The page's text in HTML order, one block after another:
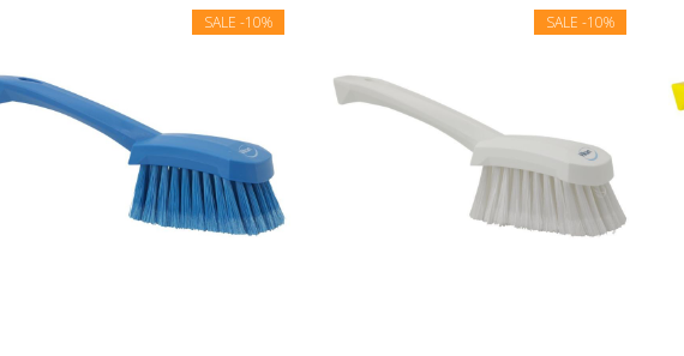
SALE -10% SALE -10%